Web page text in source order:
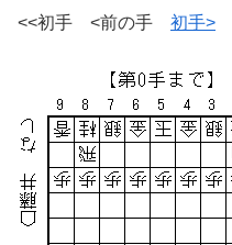
<<初手 <前の手 初手>